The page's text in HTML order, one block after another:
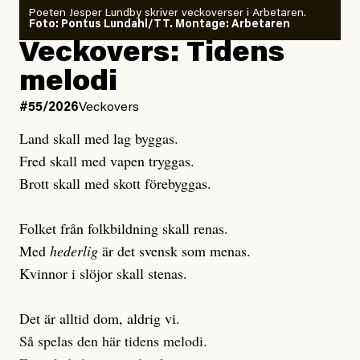
Publicerad6 August, 2026
Uppdaterad7 August, 2026
Joel Kellgren
Publicerad3 August, 2026
Uppdaterad3 August, 2026
Poeten Jesper Lundby skriver veckoverser i Arbetaren.
Foto: Pontus Lundahl/TT. Montage: Arbetaren
Veckovers: Tidens
melodi
#55/2026Veckovers
Land skall med lag byggas.
Fred skall med vapen tryggas.
Brott skall med skott förebyggas.
Folket från folkbildning skall renas.
Med hederlig är det svensk som menas.
Kvinnor i slöjor skall stenas.
Det är alltid dom, aldrig vi.
Så spelas den här tidens melodi.